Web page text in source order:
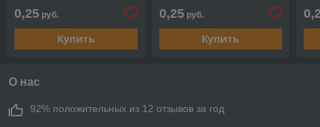
0,25 руб.
Купить
0,25руб.
Купить
О нас
92% положительных из 12 отзывов за год